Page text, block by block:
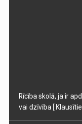
Rīcība skolā, ja ir
vai dzīvība [